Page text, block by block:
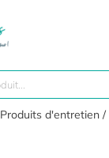
Produits d'entretien /